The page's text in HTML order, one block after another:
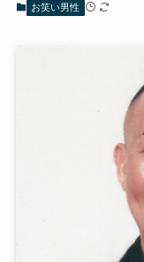
お笑い男性